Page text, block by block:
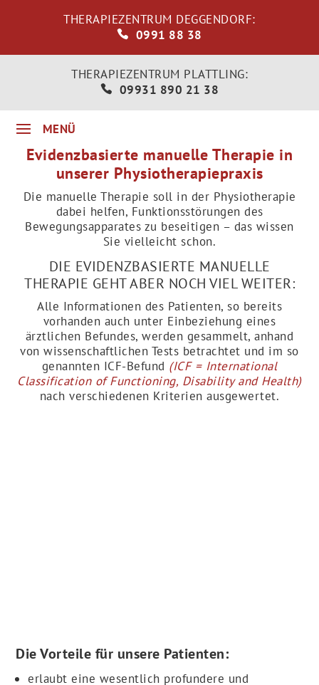
THERAPIEZENTRUM DEGGENDORF:
0991 88 38
THERAPIEZENTRUM PLATTLING:
09931 890 21 38
Evidenzbasierte manuelle Therapie in
unserer Physiotherapiepraxis
Die manuelle Therapie soll in der Physiotherapie
dabei helfen, Funktionsstörungen des
Bewegungsapparates zu beseitigen – das wissen
Sie vielleicht schon.
DIE EVIDENZBASIERTE MANUELLE
THERAPIE GEHT ABER NOCH VIEL WEITER:
Alle Informationen des Patienten, so bereits
vorhanden auch unter Einbeziehung eines
ärztlichen Befundes, werden gesammelt, anhand
von wissenschaftlichen Tests betrachtet und im so
genannten ICF-Befund (ICF = International
Classification of Functioning, Disability and Health)
nach verschiedenen Kriterien ausgewertet.
Die Vorteile für unsere Patienten:
erlaubt eine wesentlich profundere und